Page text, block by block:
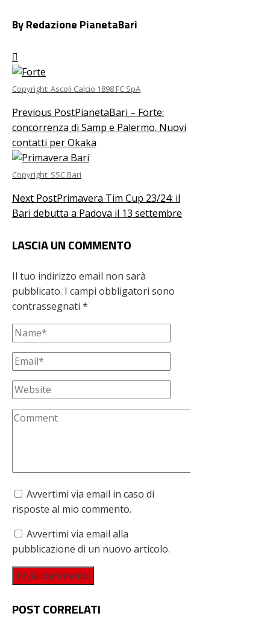
By Redazione PianetaBari
Copyright: Ascoli Calcio 1898 FC SpA
Previous PostPianetaBari – Forte:
concorrenza di Samp e Palermo. Nuovi
contatti per Okaka
Copyright: SSC Bari
Next PostPrimavera Tim Cup 23/24: il
Bari debutta a Padova il 13 settembre
LASCIA UN COMMENTO
Il tuo indirizzo email non sarà
pubblicato. I campi obbligatori sono
contrassegnati *
Avvertimi via email in caso di
risposte al mio commento.
Avvertimi via email alla
pubblicazione di un nuovo articolo.
POST CORRELATI